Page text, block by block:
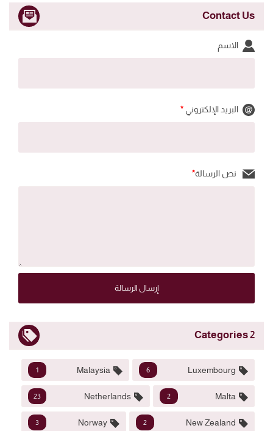
Contact Us
الاسم
البريد الإلكتروني *
نص الرسالة*
إرسال الرسالة
2 Categories
Luxembourg
6
Malaysia
1
Malta
2
Netherlands
23
New Zealand
2
Norway
3